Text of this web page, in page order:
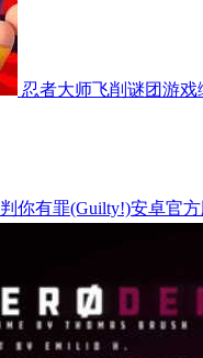
忍者大师飞削谜团游戏
判你有罪(Guilty!)安卓官方